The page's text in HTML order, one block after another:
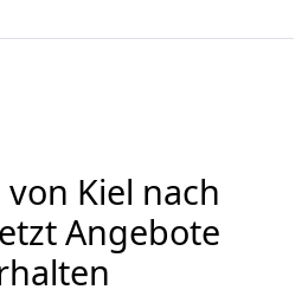
Kiel nach
Angebote